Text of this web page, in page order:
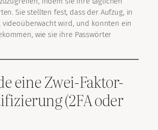
Sie stellten fest, dass der Aufzug, in
videoüberwacht wird, und konnten ein
wie sie ihre Passwörter
eine Zwei-Faktor-
(2FA oder